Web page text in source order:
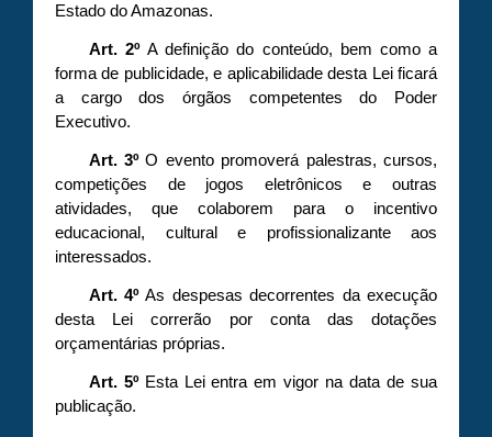
Estado do Amazonas.
Art. 2ºA definição do conteúdo, bem como a
forma de publicidade, e aplicabilidade desta Lei ficará
a cargo dos órgãos competentes do Poder
Executivo.
Art. 3ºO evento promoverá palestras, cursos,
competições de jogos eletrônicos e outras
atividades, que colaborem para o incentivo
educacional, cultural e profissionalizante aos
interessados.
Art. 4ºAs despesas decorrentes da execução
desta Lei correrão por conta das dotações
orçamentárias próprias.
Art. 5ºEsta Lei entra em vigor na data de sua
publicação.